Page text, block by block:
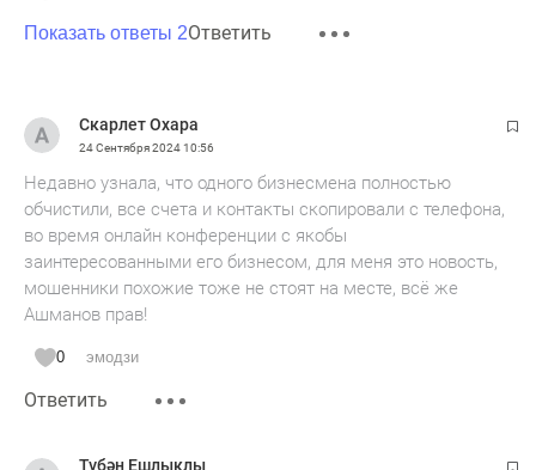
Показать ответы 2Ответить
Скарлет Охара
24 Сентября 202410:56
Недавно узнала, что одного бизнесмена полностью
обчистили, все счета и контакты скопировали с телефона,
во время онлайн конференции с якобы
заинтересованными его бизнесом, для меня это новость,
мошенники похожие тоже не стоят на месте, всё же
Ашманов прав!
0 эмодзи
Ответить
Түбән Ешлыклы